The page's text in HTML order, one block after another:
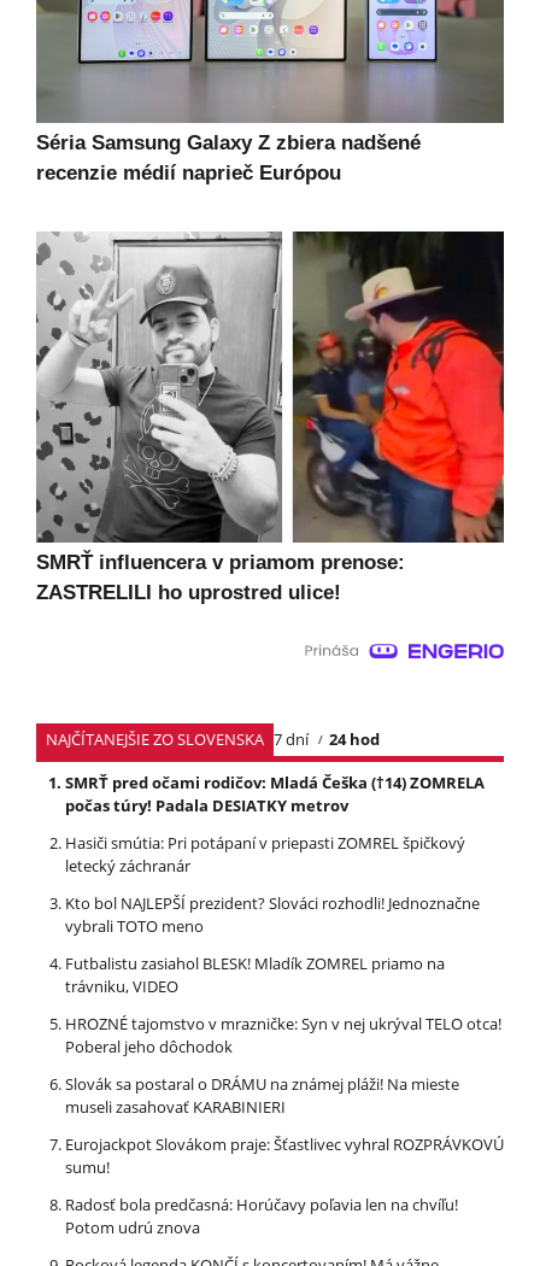
Séria Samsung Galaxy Z zbiera nadšené
recenzie médií naprieč Európou
SMRŤ influencera v priamom prenose:
ZASTRELILI ho uprostred ulice!
NAJČÍTANEJŠIE ZO SLOVENSKA 7 dní
24 hod
SMRŤ pred očami rodičov: Mladá Češka (†14) ZOMRELA
počas túry! Padala DESIATKY metrov
Hasiči smútia: Pri potápaní v priepasti ZOMREL špičkový
letecký záchranár
Kto bol NAJLEPŠÍ prezident? Slováci rozhodli! Jednoznačne
vybrali TOTO meno
Futbalistu zasiahol BLESK! Mladík ZOMREL priamo na
trávniku, VIDEO
HROZNÉ tajomstvo v mrazničke: Syn v nej ukrýval TELO otca!
Poberal jeho dôchodok
Slovák sa postaral o DRÁMU na známej pláži! Na mieste
museli zasahovať KARABINIERI
Eurojackpot Slovákom praje: Šťastlivec vyhral ROZPRÁVKOVÚ
sumu!
Radosť bola predčasná: Horúčavy poľavia len na chvíľu!
Potom udrú znova